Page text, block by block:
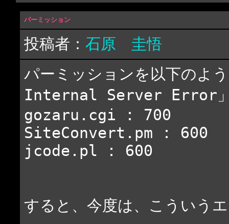
パーミッション
投稿者： 石原 圭悟
パーミッションを以下のよ
Internal Server Error」
gozaru.cgi : 700
SiteConvert.pm : 600
jcode.pl : 600
すると、今度は、こういう